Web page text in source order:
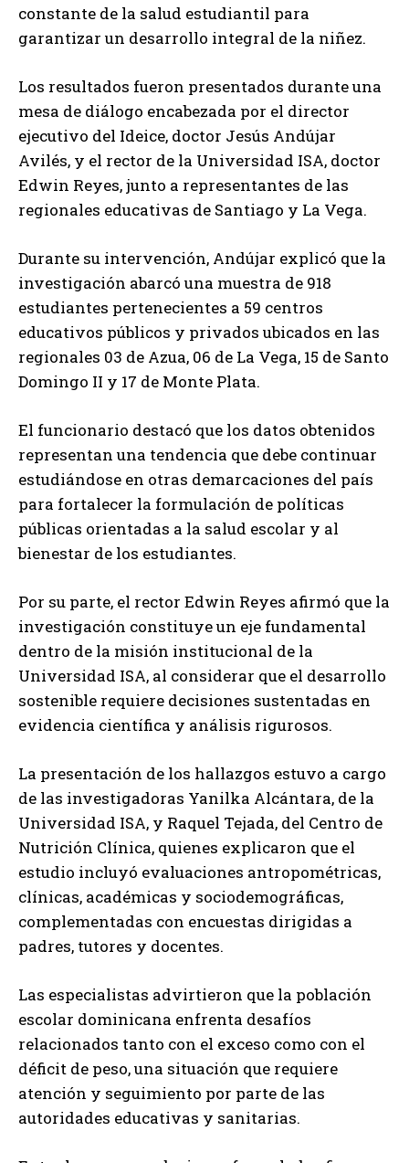
constante de la salud estudiantil para
garantizar un desarrollo integral de la niñez.
Los resultados fueron presentados durante una
mesa de diálogo encabezada por el director
ejecutivo del Ideice, doctor Jesús Andújar
Avilés, y el rector de la Universidad ISA, doctor
Edwin Reyes, junto a representantes de las
regionales educativas de Santiago y La Vega.
Durante su intervención, Andújar explicó que la
investigación abarcó una muestra de 918
estudiantes pertenecientes a 59 centros
educativos públicos y privados ubicados en las
regionales 03 de Azua, 06 de La Vega, 15 de Santo
Domingo II y 17 de Monte Plata.
El funcionario destacó que los datos obtenidos
representan una tendencia que debe continuar
estudiándose en otras demarcaciones del país
para fortalecer la formulación de políticas
públicas orientadas a la salud escolar y al
bienestar de los estudiantes.
Por su parte, el rector Edwin Reyes afirmó que la
investigación constituye un eje fundamental
dentro de la misión institucional de la
Universidad ISA, al considerar que el desarrollo
sostenible requiere decisiones sustentadas en
evidencia científica y análisis rigurosos.
La presentación de los hallazgos estuvo a cargo
de las investigadoras Yanilka Alcántara, de la
Universidad ISA, y Raquel Tejada, del Centro de
Nutrición Clínica, quienes explicaron que el
estudio incluyó evaluaciones antropométricas,
clínicas, académicas y sociodemográficas,
complementadas con encuestas dirigidas a
padres, tutores y docentes.
Las especialistas advirtieron que la población
escolar dominicana enfrenta desafíos
relacionados tanto con el exceso como con el
déficit de peso, una situación que requiere
atención y seguimiento por parte de las
autoridades educativas y sanitarias.